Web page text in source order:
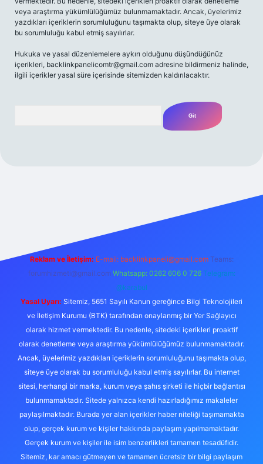
veya araştırma yükümlülüğümüz bulunmamaktadır. Ancak, üyelerimiz
yazdıkları içeriklerin sorumluluğunu taşımakta olup, siteye üye olarak
bu sorumluluğu kabul etmiş sayılırlar.
Hukuka ve yasal düzenlemelere aykırı olduğunu düşündüğünüz
içerikleri, backlinkpanelicomtr@gmail.com adresine bildirmeniz halinde,
ilgili içerikler yasal süre içerisinde sitemizden kaldırılacaktır.
Reklam ve İletişim: E-mail: backlinkpaneli@gmail.com Teams:
forumhizmeti@gmail.com Whatsapp: 0262 606 0 726 Telegram:
@karabul
Yasal Uyarı: Sitemiz, 5651 Sayılı Kanun gereğince Bilgi Teknolojileri
ve İletişim Kurumu (BTK) tarafından onaylanmış bir Yer Sağlayıcı
olarak hizmet vermektedir. Bu nedenle, sitedeki içerikleri proaktif
olarak denetleme veya araştırma yükümlülüğümüz bulunmamaktadır.
Ancak, üyelerimiz yazdıkları içeriklerin sorumluluğunu taşımakta olup,
siteye üye olarak bu sorumluluğu kabul etmiş sayılırlar. Bu internet
sitesi, herhangi bir marka, kurum veya şahıs şirketi ile hiçbir bağlantısı
bulunmamaktadır. Sitede yalnızca kendi hazırladığımız makaleler
paylaşılmaktadır. Burada yer alan içerikler haber niteliği taşımamakta
olup, gerçek kurum ve kişiler hakkında paylaşım yapılmamaktadır.
Gerçek kurum ve kişiler ile isim benzerlikleri tamamen tesadüfidir.
Sitemiz, kar amacı gütmeyen ve tamamen ücretsiz bir bilgi paylaşım